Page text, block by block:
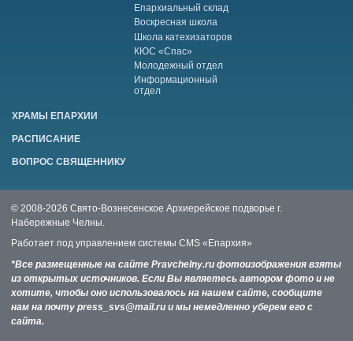
Епархиальный склад
Воскресная школа
Школа катехизаторов
КЮС «Спас»
Молодежный отдел
Информационный
отдел
ХРАМЫ ЕПАРХИИ
РАСПИСАНИЕ
ВОПРОС СВЯЩЕННИКУ
© 2008-2026 Свято-Вознесенское Архиерейское подворье г.
Набережные Челны.
Работает под управлением системы CMS «Епархия»
*Все размещенные на сайте Pravchelny.ru фотоизображения взяты
из открытых источников. Если Вы являетесь автором фото и не
хотите, чтобы оно использовалось на нашем сайте, сообщите
нам на почту press_svs@mail.ru и мы немедленно уберем его с
сайта.